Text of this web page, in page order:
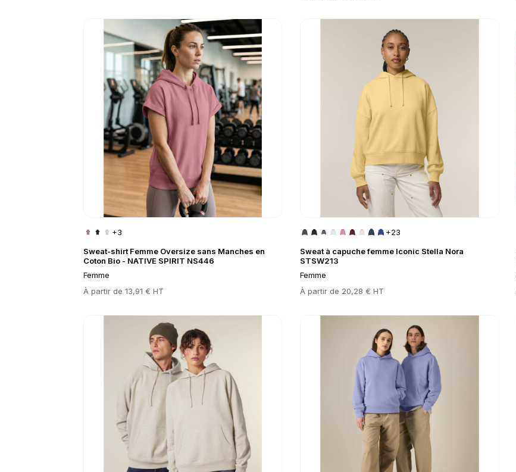
Sweat-shirt Femme Oversize sans Manches en
Coton Bio - NATIVE SPIRIT NS446
Femme
Prix
À partir de 13,91 € HT
+3
Go to product page
Sweat à capuche femme Iconic Stella Nora
STSW213
Femme
Prix
À partir de 20,28 € HT
+23
Go to product page